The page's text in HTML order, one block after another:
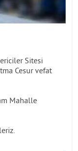
Sitesi
Cesur vefat
Mahalle